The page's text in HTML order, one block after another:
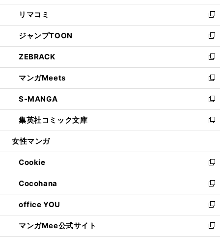
ウ
で
開
く
ン
ド
ウ
で
開
く
ウ
ィ
ン
ド
ウ
で
開
く
し
い
ウ
ィ
ン
ド
ウ
で
開
く
リマコミ
新
し
い
ウ
ィ
ン
ド
ウ
で
開
く
ジャンプTOON
新
し
い
ウ
ィ
ン
ド
ウ
で
開
ZEBRACK
新
し
い
ウ
ィ
ン
ド
ウ
開
く
マンガMeets
新
し
い
ウ
ィ
ン
ウ
で
開
く
S-MANGA
新
し
い
ウ
ン
ド
ウ
で
開
く
集英社コミック文庫
新
し
ウ
ィ
ン
ド
ウ
で
開
く
女性マンガ
Cookie
新
し
い
ウ
ィ
ン
ド
ウ
Cocohana
新
し
い
ウ
ィ
ン
office YOU
新
し
い
ウ
マンガMee公式サイト
新
し